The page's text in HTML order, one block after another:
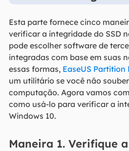
Esta parte fornece cinco
verificar a integridade do SSD
pode escolher software de
integradas com base em suas
essas formas, EaseUS
um utilitário se você não
computação. Agora vamos
como usá-lo para verificar a
Windows 10.
Maneira 1. Verifique